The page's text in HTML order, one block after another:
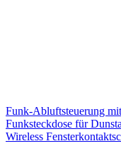
Funk-Abluftsteuerung
Funksteckdose für
Wireless